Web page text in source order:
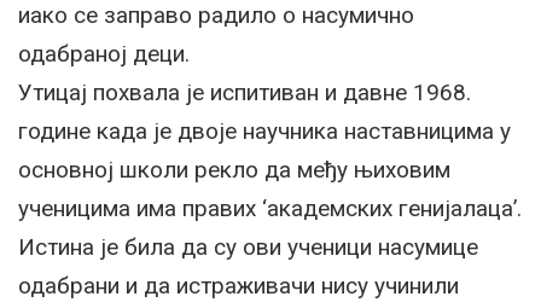
иако се заправо радило о насумично
одабраној деци.
Утицај похвала је испитиван и давне 1968.
године када је двоје научника наставницима у
основној школи рекло да међу њиховим
ученицима има правих ‘академских генијалаца’.
Истина је била да су ови ученици насумице
одабрани и да истраживачи нису учинили